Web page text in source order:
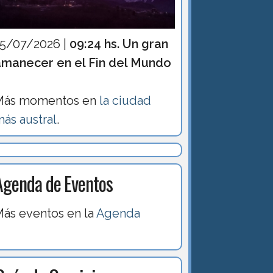
07/2026 | 09:24 hs. Un gran
en el Fin del Mundo
momentos en la ciudad
austral.
de Eventos
eventos en laAgenda